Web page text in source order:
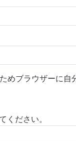
めブラウザーに自
ください。